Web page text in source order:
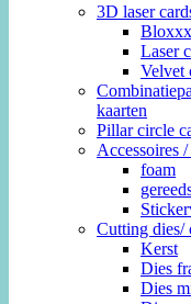
3D laser
Bloxxx
Laser
Velvet
kaarten
Pillar circle
Accessoires
foam
Cutting dies/
Kerst
Dies
Dies